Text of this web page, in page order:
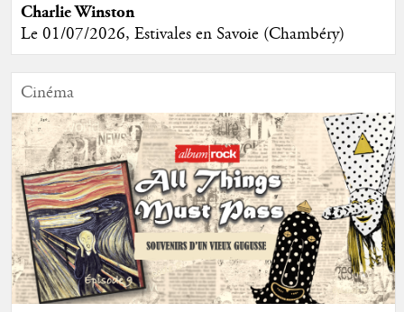
Charlie Winston
Le 01/07/2026, Estivales en Savoie (Chambéry)
Cinéma